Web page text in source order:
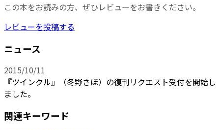
この本をお読みの方、ぜひレビューをお書きください。
レビューを投稿する
ニュース
2015/10/11
『ツインクル』（冬野さほ）の復刊リクエスト受付を開始し
ました。
関連キーワード